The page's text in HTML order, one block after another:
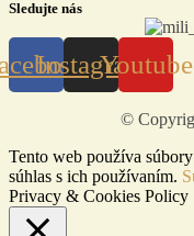
Sledujte nás
InstagramYoutube
©
Tento web používa
súhlas s ich používaním.
Privacy & Cookies Policy